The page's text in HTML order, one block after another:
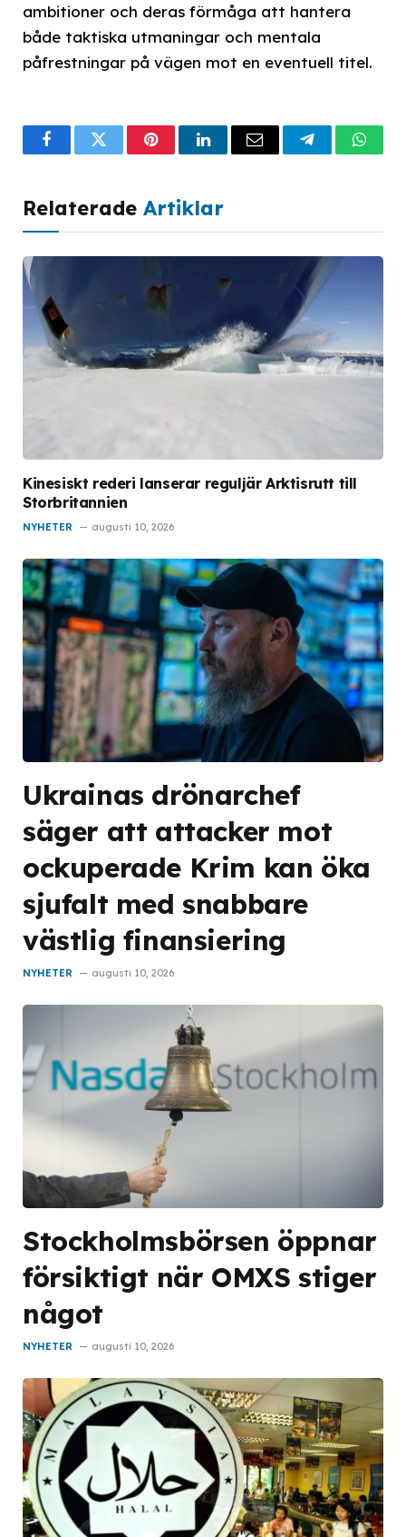
ambitioner och deras förmåga att hantera
både taktiska utmaningar och mentala
påfrestningar på vägen mot en eventuell titel.
FacebookTwitterPinterestLinkedInEmail Telegram
Relaterade Artiklar
Kinesiskt rederi lanserar reguljär Arktisrutt till
Storbritannien
NYHETER augusti 10, 2026
Ukrainas drönarchef
säger att attacker mot
ockuperade Krim kan öka
sjufalt med snabbare
västlig finansiering
NYHETER augusti 10, 2026
Stockholmsbörsen öppnar
försiktigt när OMXS stiger
något
NYHETER augusti 10, 2026